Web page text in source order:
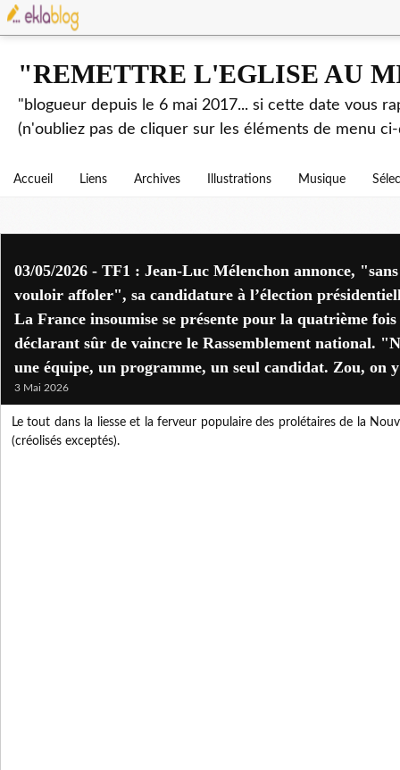
"REMETTRE L'EGLISE AU
"blogueur depuis le 6 mai 2017... si cette date vous
(n'oubliez pas de cliquer sur les éléments de menu
Accueil Liens Archives Illustrations Musique
03/05/2026 - TF1 : Jean-Luc Mélenchon annonce,
vouloir affoler", sa candidature à l’élection
La France insoumise se présente pour la quatrième
déclarant sûr de vaincre le Rassemblement national.
une équipe, un programme, un seul candidat. Zou, on
3 Mai 2026
Le tout dans la liesse et la ferveur populaire des prolétaires de la
(créolisés exceptés).